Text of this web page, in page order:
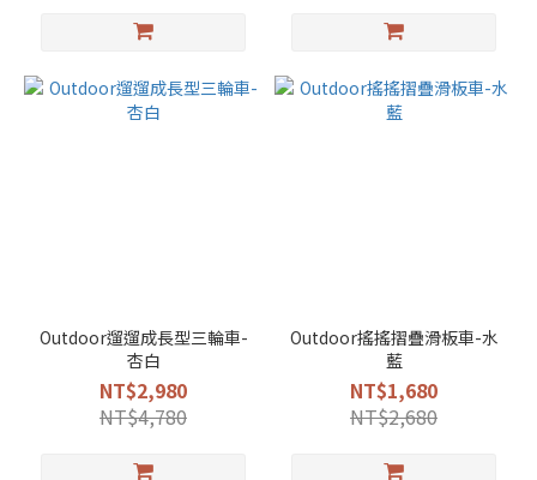
Outdoor遛遛成長型三輪車-
杏白
NT$2,980
NT$4,780
Outdoor搖搖摺疊滑板車-水
藍
NT$1,680
NT$2,680